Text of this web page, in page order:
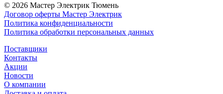
© 2026 Мастер Электрик Тюмень
Договор оферты Мастер Электрик
Политика конфиденциальности
Политика обработки персональных данных
Поставщики
Контакты
Акции
Новости
О компании